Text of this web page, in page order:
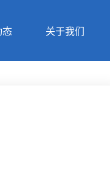
关于我们